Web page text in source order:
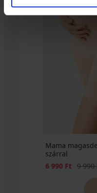
bugyi
Kedvezmény
Magasderekú
Mama
szárral
Kedvezmény
6 990 Ft Eredeti
9 990